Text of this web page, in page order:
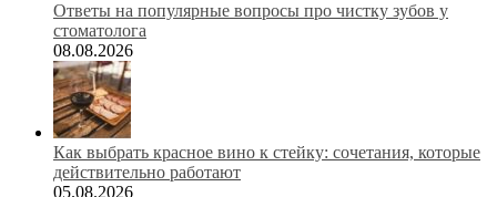
Ответы на популярные вопросы про чистку зубов у
стоматолога
08.08.2026
Как выбрать красное вино к стейку: сочетания, которые
действительно работают
05.08.2026